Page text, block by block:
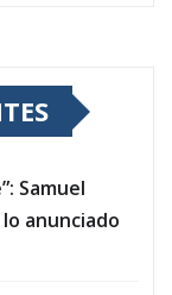
Samuel
anunciado